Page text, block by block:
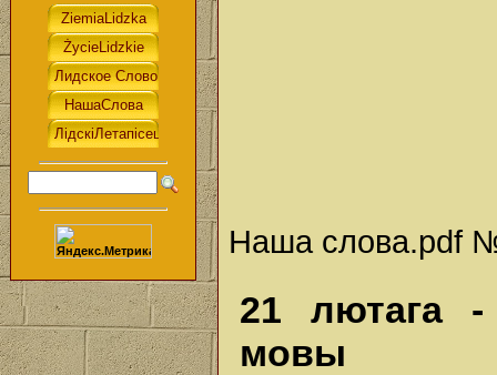
Наша слова.pdf
21 лютага
мовы